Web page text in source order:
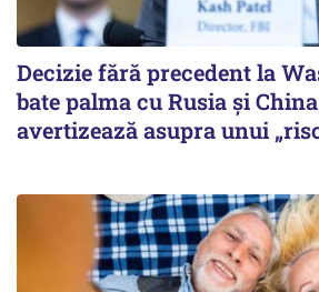
Decizie fără precedent la
bate palma cu Rusia și
avertizează asupra unui